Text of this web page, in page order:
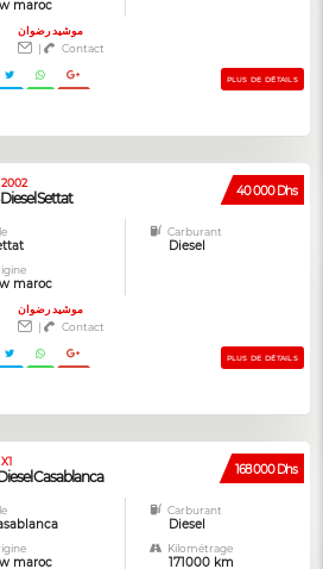
maroc
موشيد رضوان
|
Contact
PLUS DE DÉTAILS
40 000 Dhs
Settat
Carburant
Diesel
maroc
موشيد رضوان
|
Contact
PLUS DE DÉTAILS
168 000 Dhs
Casablanca
Carburant
Diesel
maroc
Kilométrage
171000 km